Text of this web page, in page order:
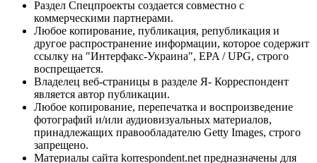
Раздел Спецпроекты создается совместно с
коммерческими партнерами.
Любое копирование, публикация, републикация и
другое распространение информации, которое содержит
ссылку на "Интерфакс-Украина", EPA / UPG, строго
воспрещается.
Владелец веб-страницы в разделе Я- Корреспондент
является автор публикации.
Любое копирование, перепечатка и воспроизведение
фотографий и/или аудиовизуальных материалов,
принадлежащих правообладателю Getty Images, строго
запрещено.
Материалы сайта korrespondent.net предназначены для